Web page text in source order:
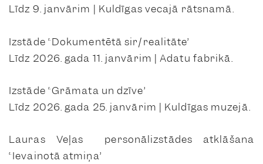
Līdz 9. janvārim | Kuldīgas vecajā rātsnamā.
Izstāde “Dokumentētā sir/realitāte”
Līdz 2026. gada 11. janvārim | Adatu fabrikā.
Izstāde “Grāmata un dzīve”
Līdz 2026. gada 25. janvārim | Kuldīgas muzejā.
Lauras Veļas personālizstādes atklāšana
“Ievainotā atmiņa”